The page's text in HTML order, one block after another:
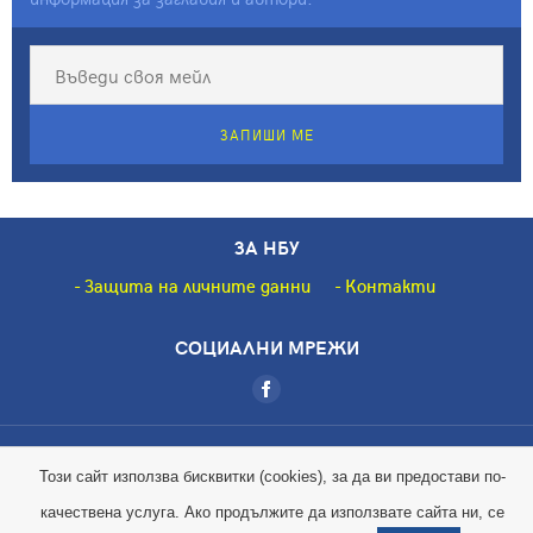
ЗАПИШИ МЕ
ЗА НБУ
Защита на личните данни Контакти
СОЦИАЛНИ МРЕЖИ
Този сайт използва бисквитки (cookies), за да ви предостави по-
качествена услуга. Ако продължите да използвате сайта ни, се